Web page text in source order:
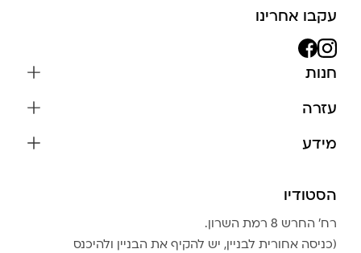
עקבו אחרינו
חנות
צמידים
בגדים
אביזרים
גברים
עזרה
מידע
שמירה על התכשיטים
הצהרת נגישות
טבלת מידות טבעות
הסטודיו
רח׳ החרש 8 רמת השרון.
(כניסה אחורית לבניין, יש להקיף את הבניין ולהיכנס